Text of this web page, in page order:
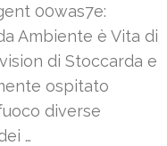
00was7e:
Ambiente è Vita di
di Stoccarda e
ospitato
diverse
…